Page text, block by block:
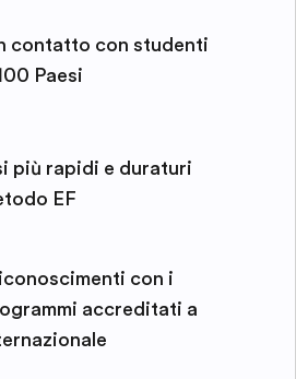
contatto con studenti
Paesi
più rapidi e duraturi
EF
con i
accreditati a